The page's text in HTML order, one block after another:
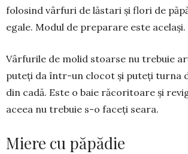
folosind vârfuri de lăstari și flori de
egale. Modul de preparare este același.
Vârfurile de molid stoarse nu trebuie
puteți da într-un clocot și puteți turna
din cadă. Este o baie răcoritoare și
aceea nu trebuie s-o faceți seara.
Miere cu păpădie